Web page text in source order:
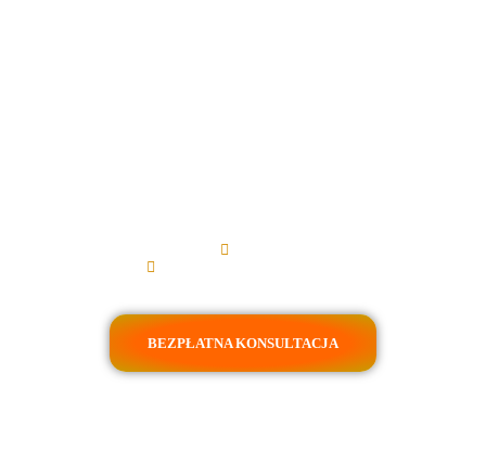
BEZPŁATNA KONSULTACJA